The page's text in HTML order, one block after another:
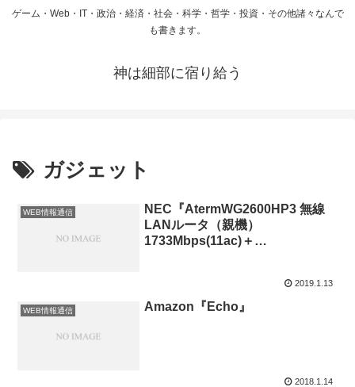
ゲーム・Web・IT・政治・経済・社会・科学・哲学・投資・その他諸々なんで
も書きます。
神は細部に宿り給う
ガジェット
WEB情報通信
NEC『AtermWG2600HP3 無線
LANルータ（親機）
1733Mbps(11ac)＋
2019.1.13
WEB情報通信 Amazon『Echo』
2018.1.14